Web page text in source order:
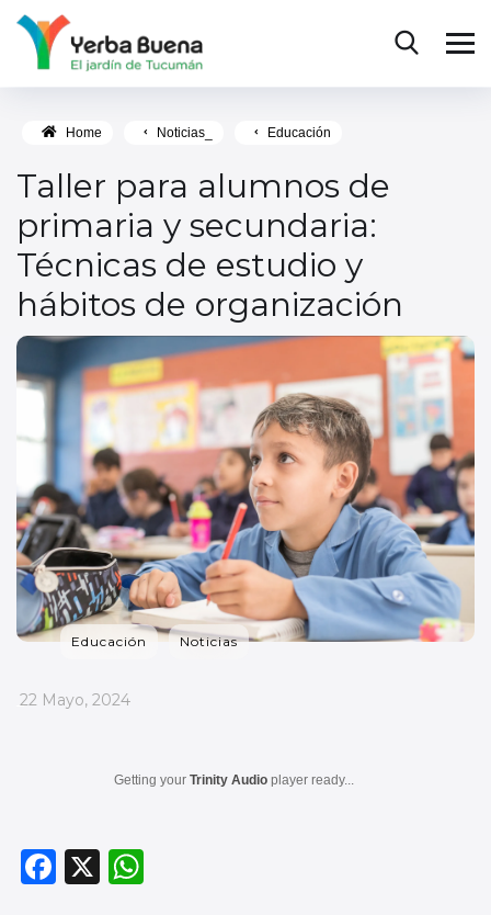
Home Noticias_ Educación
Taller para alumnos de
primaria y secundaria:
Técnicas de estudio y
hábitos de organización
Educación Noticias
_
22 Mayo, 2024
Getting your Trinity Audio player ready...
F
X